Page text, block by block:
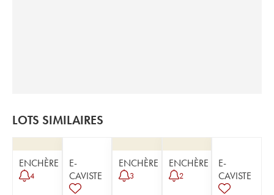
LOTS SIMILAIRES
ENCHÈRE
4
E-
CAVISTE
ENCHÈRE
3
ENCHÈRE
2
E-
CAVISTE